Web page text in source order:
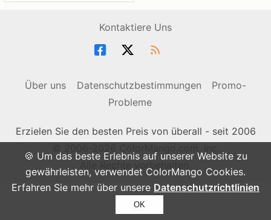
🍪 Um das beste Erlebnis auf unserer Website zu
gewährleisten, verwendet ColorMango Cookies.
Erfahren Sie mehr über unsere Datenschutzrichtlinien
OK
Kontaktiere Uns
Über uns Datenschutzbestimmungen
Promo-
Probleme
Erzielen Sie den besten Preis von überall - seit 2006
Alle Rechte vorbehalten.